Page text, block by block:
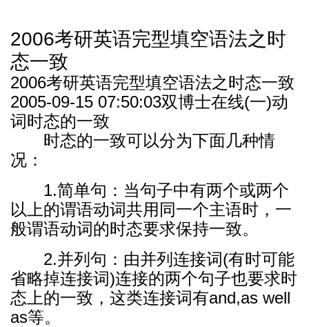
2006考研英语完型填空语法之时
态一致
2006考研英语完型填空语法之时态一致
2005-09-15 07:50:03双博士在线(一)动
词时态的一致
时态的一致可以分为下面几种情
况：
1.简单句：当句子中有两个或两个
以上的谓语动词共用同一个主语时，一
般谓语动词的时态要求保持一致。
2.并列句：由并列连接词(有时可能
省略掉连接词)连接的两个句子也要求时
态上的一致，这类连接词有and,as well
as等。